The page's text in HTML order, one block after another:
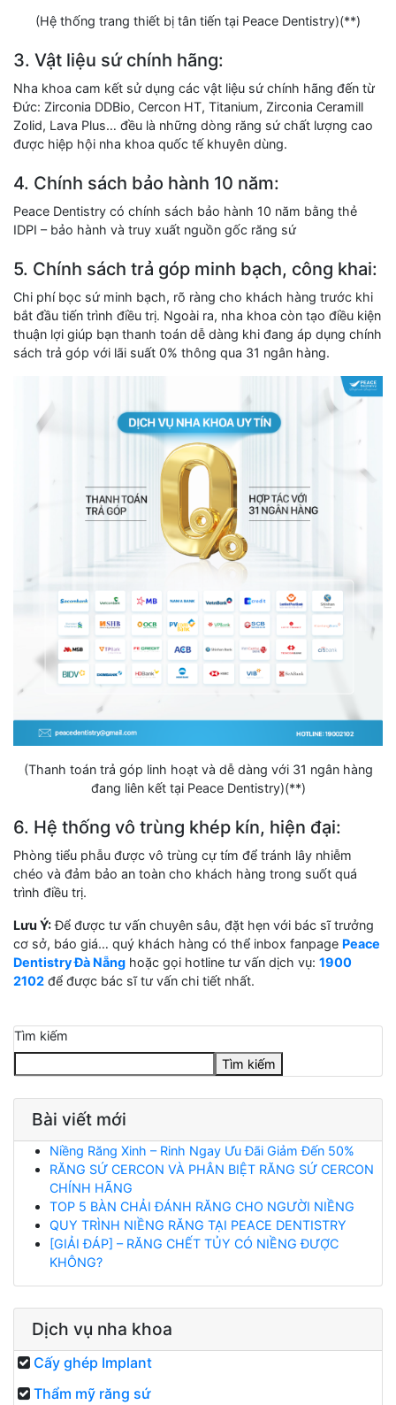
(Hệ thống trang thiết bị tân tiến tại Peace Dentistry)(**)
3. Vật liệu sứ chính hãng:
Nha khoa cam kết sử dụng các vật liệu sứ chính hãng đến từ
Đức: Zirconia DDBio, Cercon HT, Titanium, Zirconia Ceramill
Zolid, Lava Plus… đều là những dòng răng sứ chất lượng cao
được hiệp hội nha khoa quốc tế khuyên dùng.
4. Chính sách bảo hành 10 năm:
Peace Dentistry có chính sách bảo hành 10 năm bằng thẻ
IDPI – bảo hành và truy xuất nguồn gốc răng sứ
5. Chính sách trả góp minh bạch, công khai:
Chi phí bọc sứ minh bạch, rõ ràng cho khách hàng trước khi
bắt đầu tiến trình điều trị. Ngoài ra, nha khoa còn tạo điều kiện
thuận lợi giúp bạn thanh toán dễ dàng khi đang áp dụng chính
sách trả góp với lãi suất 0% thông qua 31 ngân hàng.
(Thanh toán trả góp linh hoạt và dễ dàng với 31 ngân hàng
đang liên kết tại Peace Dentistry)(**)
6. Hệ thống vô trùng khép kín, hiện đại:
Phòng tiểu phẫu được vô trùng cự tím để tránh lây nhiễm
chéo và đảm bảo an toàn cho khách hàng trong suốt quá
trình điều trị.
Lưu Ý:Để được tư vấn chuyên sâu, đặt hẹn với bác sĩ trưởng
cơ sở, báo giá… quý khách hàng có thể inbox fanpage Peace
Dentistry Đà Nẵng hoặc gọi hotline tư vấn dịch vụ: 1900
2102 để được bác sĩ tư vấn chi tiết nhất.
Tìm kiếm
Tìm kiếm
Bài viết mới
Niềng Răng Xinh – Rinh Ngay Ưu Đãi Giảm Đến 50%
RĂNG SỨ CERCON VÀ PHÂN BIỆT RĂNG SỨ CERCON
CHÍNH HÃNG
TOP 5 BÀN CHẢI ĐÁNH RĂNG CHO NGƯỜI NIỀNG
QUY TRÌNH NIỀNG RĂNG TẠI PEACE DENTISTRY
[GIẢI ĐÁP] – RĂNG CHẾT TỦY CÓ NIỀNG ĐƯỢC
KHÔNG?
Dịch vụ nha khoa
Cấy ghép Implant
Thẩm mỹ răng sứ